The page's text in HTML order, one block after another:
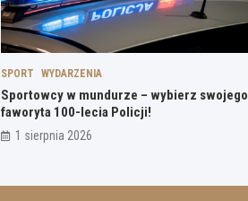
SPORT WYDARZENIA
Sportowcy w mundurze – wybierz swojego
faworyta 100-lecia Policji!
1 sierpnia 2026